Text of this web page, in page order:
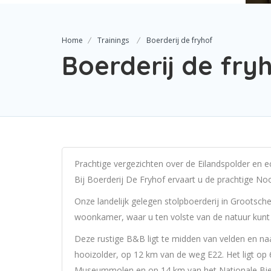
Home Trainings Boerderij de fryhof
Boerderij de
Prachtige vergezichten over de Eilandspolder en
Bij Boerderij De Fryhof ervaart u de prachtige
Onze landelijk gelegen stolpboerderij in
woonkamer, waar u ten volste van de natuur
Deze rustige B&B ligt te midden van velden en
hooizolder, op 12 km van de weg E22. Het ligt